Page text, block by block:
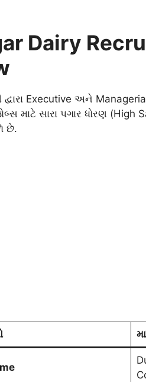
Dairy
Executive અને
માટે સારા પગાર ધોરણ (High
છે.